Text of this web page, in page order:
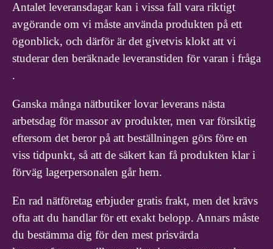
Antalet leveransdagar kan i vissa fall vara riktigt
avgörande om vi måste använda produkten på ett
ögonblick, och därför är det givetvis klokt att vi
studerar den beräknade leveranstiden för varan i fråga
.
Ganska många nätbutiker lovar leverans nästa
arbetsdag för massor av produkter, men var försiktig
eftersom det beror på att beställningen görs före en
viss tidpunkt, så att de säkert kan få produkten klar i
förväg lagerpersonalen går hem.
En rad nätföretag erbjuder gratis frakt, men det krävs
ofta att du handlar för ett exakt belopp. Annars måste
du bestämma dig för den mest prisvärda